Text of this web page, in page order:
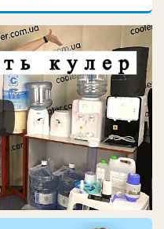
для воды своим...
и не охла...
кулера
носик, про...